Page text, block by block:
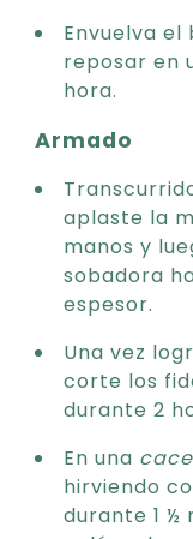
Envuelva
reposar en
hora.
Armado
aplaste la
manos y
sobadora
espesor.
Una vez
corte los
durante 2
En una
hirviendo
durante 1 ½